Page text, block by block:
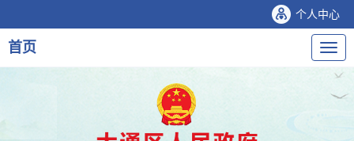
个人中心
导
航
首页